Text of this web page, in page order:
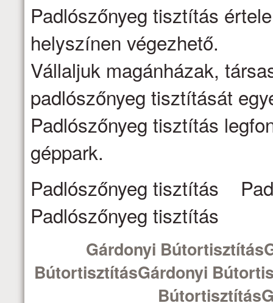
Padlószőnyeg tisztítás
helyszínen végezhető.
Vállaljuk magánházak,
padlószőnyeg tisztítását
Padlószőnyeg tisztítás
géppark.
Padlószőnyeg tisztítás
Padlószőnyeg tisztítás
Gárdonyi
BútortisztításGárdonyi